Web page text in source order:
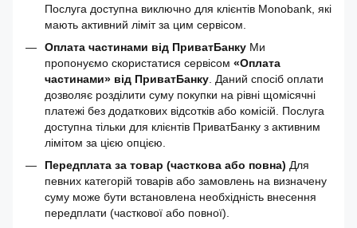
Послуга доступна виключно для клієнтів Monobank, які
мають активний ліміт за цим сервісом.
Оплата частинами від ПриватБанку Ми
пропонуємо скористатися сервісом «Оплата
частинами» від ПриватБанку . Даний спосіб оплати
дозволяє розділити суму покупки на рівні щомісячні
платежі без додаткових відсотків або комісій. Послуга
доступна тільки для клієнтів ПриватБанку з активним
лімітом за цією опцією.
Передплата за товар (часткова або повна) Для
певних категорій товарів або замовлень на визначену
суму може бути встановлена необхідність внесення
передплати (часткової або повної).